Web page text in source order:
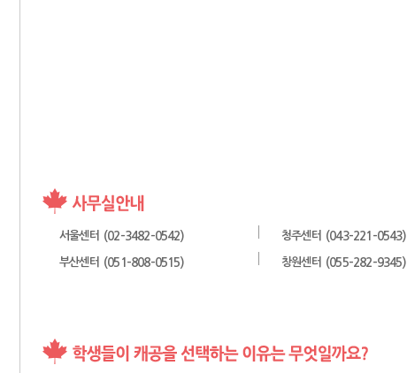
서울센터 (02-3482-0542) 청주센터 (043-221-0543)
부산센터 (051-808-0515) 창원센터 (055-282-9345)